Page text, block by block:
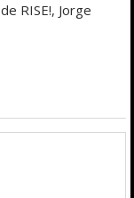
RISE!, Jorge